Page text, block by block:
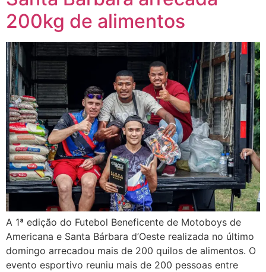
200kg de alimentos
A 1ª edição do Futebol Beneficente de Motoboys de
Americana e Santa Bárbara d’Oeste realizada no último
domingo arrecadou mais de 200 quilos de alimentos. O
evento esportivo reuniu mais de 200 pessoas entre